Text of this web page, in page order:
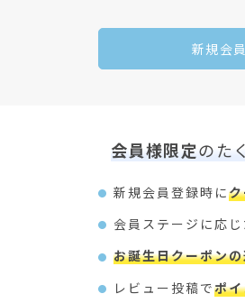
新規会
会員様限定のた
新規会員登録時に
会員ステージに応じ
お誕生日クーポン
レビュー投稿でポ